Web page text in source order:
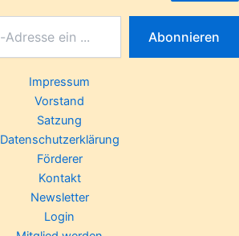
Abonnieren
Impressum
Vorstand
Satzung
Datenschutzerklärung
Förderer
Kontakt
Newsletter
Login